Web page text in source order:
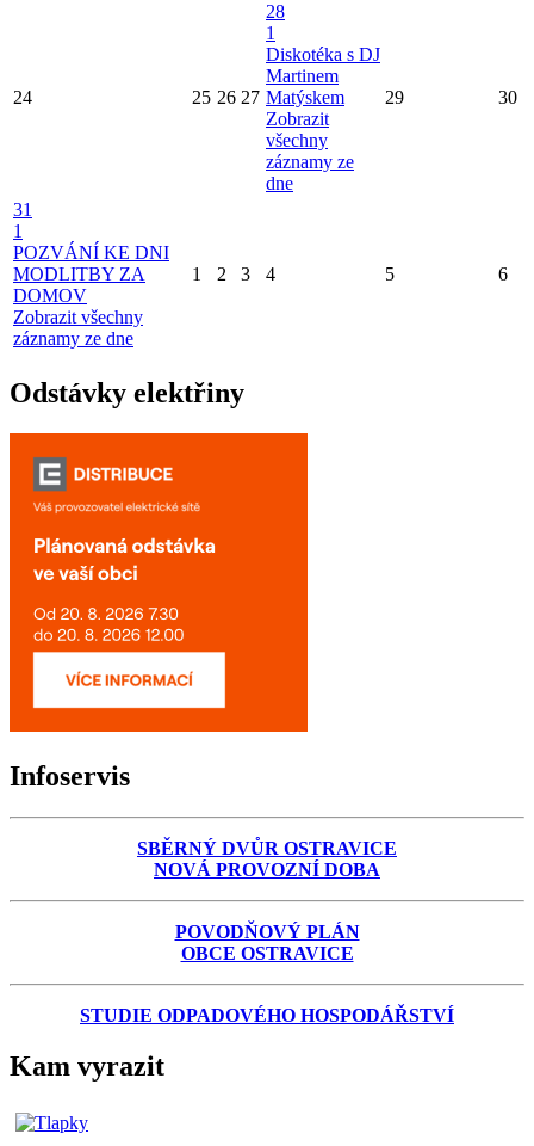
24 25 26 27
28
1
Diskotéka s DJ
Martinem
Matýskem
Zobrazit
všechny
záznamy ze
dne
29 30
31
1
POZVÁNÍ KE DNI
MODLITBY ZA
DOMOV
Zobrazit všechny
záznamy ze dne
1 2 3 4 5 6
Odstávky elektřiny
Infoservis
SBĚRNÝ DVŮR OSTRAVICE
NOVÁ PROVOZNÍ DOBA
POVODŇOVÝ PLÁN
OBCE OSTRAVICE
STUDIE ODPADOVÉHO HOSPODÁŘSTVÍ
Kam vyrazit